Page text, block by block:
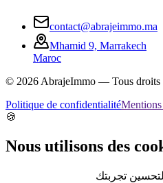
contact@abrajeimmo.ma
Mhamid 9, Marrakech
Maroc
© 2026AbrajeImmo — Tous droits
Politique de confidentialitéMentions
🍪
Nous utilisons des
تجربتك